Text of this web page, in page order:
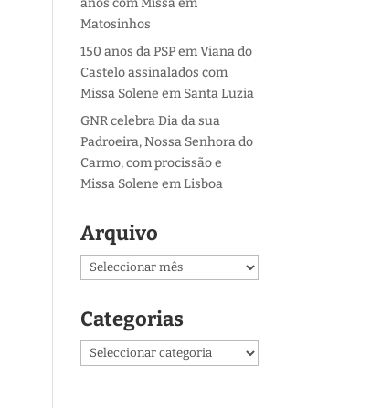
anos com Missa em
Matosinhos
150 anos da PSP em Viana do
Castelo assinalados com
Missa Solene em Santa Luzia
GNR celebra Dia da sua
Padroeira, Nossa Senhora do
Carmo, com procissão e
Missa Solene em Lisboa
Arquivo
Arquivo
Categorias
Categorias